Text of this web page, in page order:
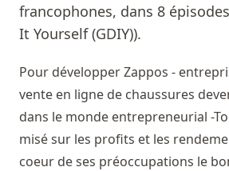
francophones, dans 8
It Yourself (GDIY)).
Pour développer Zappos -
vente en ligne de chaussures
dans le monde entrepreneurial -
misé sur les profits et les
coeur de ses préoccupations le